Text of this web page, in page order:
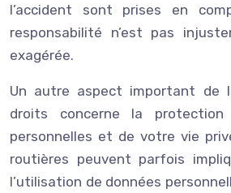
l’accident sont prises en
responsabilité n’est pas
exagérée.
Un autre aspect important de
droits concerne la
personnelles et de votre vie
routières peuvent parfois
l’utilisation de données